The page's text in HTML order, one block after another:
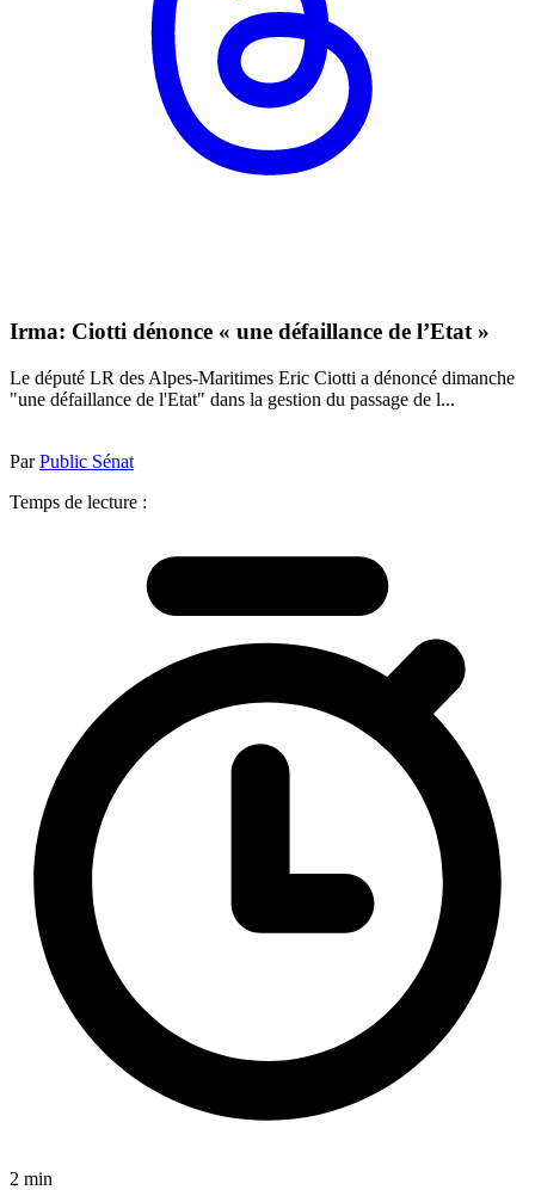
Irma: Ciotti dénonce « une défaillance de l’Etat »
Le député LR des Alpes-Maritimes Eric Ciotti a dénoncé dimanche
"une défaillance de l'Etat" dans la gestion du passage de l...
ParPublic Sénat
Temps de lecture :
2 min